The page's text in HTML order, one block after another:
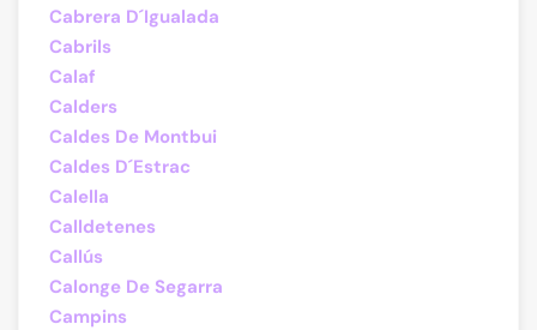
Cabrera D´Igualada
Cabrils
Calaf
Calders
Caldes De Montbui
Caldes D´Estrac
Calella
Calldetenes
Callús
Calonge De Segarra
Campins